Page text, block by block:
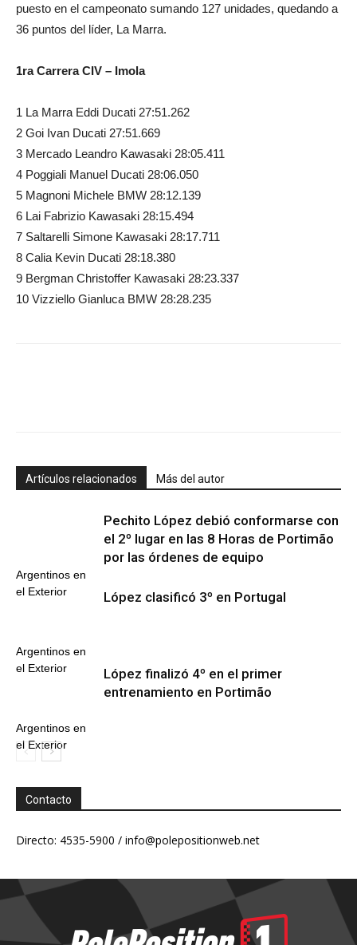
puesto en el campeonato sumando 127 unidades, quedando a
36 puntos del líder, La Marra.
1ra Carrera CIV – Imola
1 La Marra Eddi Ducati 27:51.262
2 Goi Ivan Ducati 27:51.669
3 Mercado Leandro Kawasaki 28:05.411
4 Poggiali Manuel Ducati 28:06.050
5 Magnoni Michele BMW 28:12.139
6 Lai Fabrizio Kawasaki 28:15.494
7 Saltarelli Simone Kawasaki 28:17.711
8 Calia Kevin Ducati 28:18.380
9 Bergman Christoffer Kawasaki 28:23.337
10 Vizziello Gianluca BMW 28:28.235
Artículos relacionados Más del autor
Argentinos en
el Exterior
Pechito López debió conformarse con
el 2º lugar en las 8 Horas de Portimão
por las órdenes de equipo
Argentinos en
el Exterior
López clasificó 3º en Portugal
Argentinos en
el Exterior
López finalizó 4º en el primer
entrenamiento en Portimão
Contacto
Directo: 4535-5900 / info@polepositionweb.net